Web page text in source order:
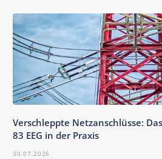
Verschleppte Netzanschlüsse:
83 EEG in der Praxis
30.07.2026